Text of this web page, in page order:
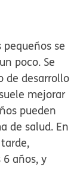
se
poco. Se
de desarrollo
mejorar
pueden
de salud. En
años, y